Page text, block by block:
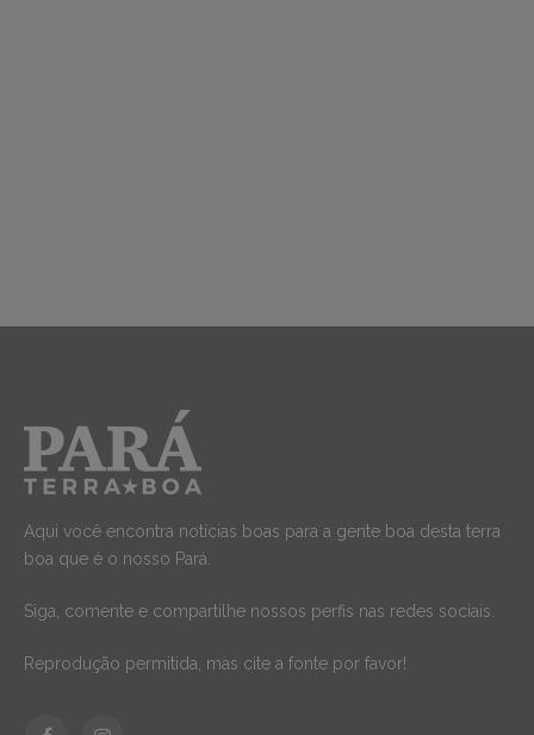
Aqui você encontra notícias boas para a gente boa desta terra
boa que é o nosso Pará.
Siga, comente e compartilhe nossos perfis nas redes sociais.
Reprodução permitida, mas cite a fonte por favor!